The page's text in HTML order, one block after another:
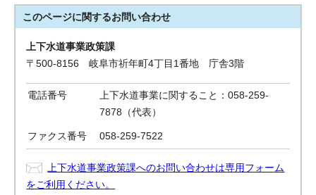
このページに関するお問い合わせ
上下水道事業政策課
〒500-8156 岐阜市祈年町4丁目1番地 庁舎3階
電話番号
上下水道事業に関すること：058-259-
7878（代表）
ファクス番号 058-259-7522
上下水道事業政策課へのお問い合わせは専用フォーム
をご利用ください。